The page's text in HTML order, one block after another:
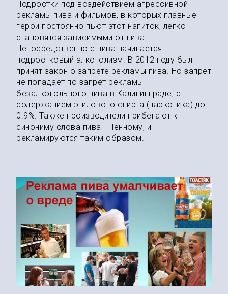
Подростки под воздействием агрессивной
рекламы пива и фильмов, в которых главные
герои постоянно пьют этот напиток, легко
становятся зависимыми от пива.
Непосредственно с пива начинается
подростковый алкоголизм. В 2012 году был
принят закон о запрете рекламы пива. Но запрет
не попадает по запрет рекламы
безалкогольного пива в Калининграде, с
содержанием этилового спирта (наркотика) до
0.9%. Также производители прибегают к
синониму слова пива - Пенному, и
рекламируются таким образом.